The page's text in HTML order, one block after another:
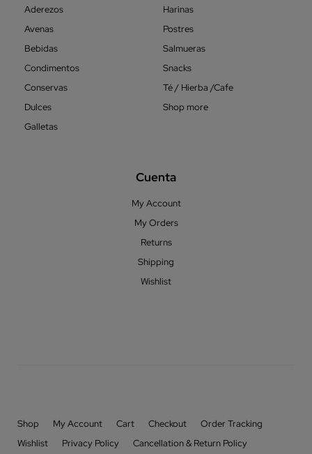
Aderezos
Avenas
Bebidas
Condimentos
Conservas
Dulces
Galletas
Harinas
Postres
Salmueras
Snacks
Té / Hierba /Cafe
Shop more
Cuenta
My Account
My Orders
Returns
Shipping
Wishlist
Shop My Account Cart Checkout
Order Tracking
Wishlist
Privacy Policy Cancellation & Return Policy